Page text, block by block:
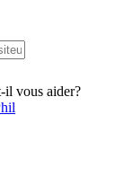
il vous aider?